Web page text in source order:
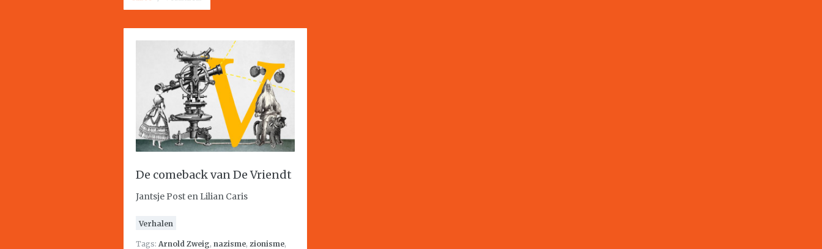
De comeback van De Vriendt
Jantsje Post en Lilian Caris
Verhalen
Tags: Arnold Zweig, nazisme, zionisme,